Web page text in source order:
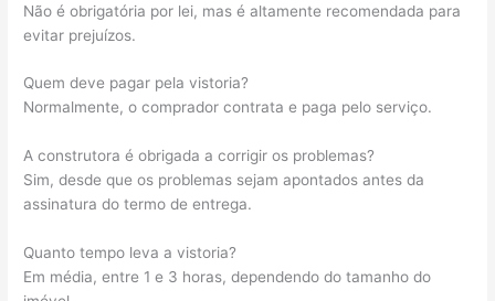
Não é obrigatória por lei, mas é altamente recomendada para
evitar prejuízos.
Quem deve pagar pela vistoria?
Normalmente, o comprador contrata e paga pelo serviço.
A construtora é obrigada a corrigir os problemas?
Sim, desde que os problemas sejam apontados antes da
assinatura do termo de entrega.
Quanto tempo leva a vistoria?
Em média, entre 1 e 3 horas, dependendo do tamanho do